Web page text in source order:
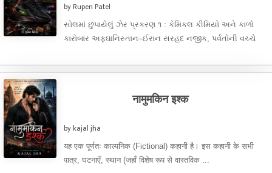
by Rupen Patel
સોલમાં છુપાયેલું ઝેર પ્રકરણ ૧ : કેમિકલ કીમિયો અને કાળો
કારોબાર અફઘાનિસ્તાન–ઈરાન સરહદ નજીક, પર્વતોની વચ્ચે
नामुमकिन इश्क
by kajal jha
यह एक पूर्णतः काल्पनिक (Fictional) कहानी है। इस कहानी के सभी
पात्र, घटनाएँ, स्थान (जहाँ विशेष रूप से वास्तविक ...